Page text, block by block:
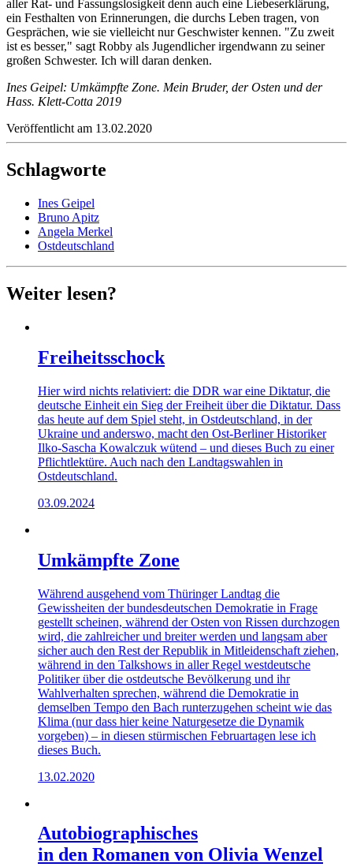
aller Rat- und Fassungslosigkeit denn auch eine Liebeserklärung,
ein Festhalten von Erinnerungen, die durchs Leben tragen, von
Gesprächen, wie sie vielleicht nur Geschwister kennen. "Zu zweit
ist es besser," sagt Robby als Jugendlicher irgendwann zu seiner
großen Schwester. Ich will daran denken.
Ines Geipel: Umkämpfte Zone. Mein Bruder, der Osten und der
Hass. Klett-Cotta 2019
Veröffentlicht am 13.02.2020
Schlagworte
Ines Geipel
Bruno Apitz
Angela Merkel
Ostdeutschland
Weiter lesen?
Freiheitsschock
Hier wird nichts relativiert: die DDR war eine Diktatur, die
deutsche Einheit ein Sieg der Freiheit über die Diktatur. Dass
das heute auf dem Spiel steht, in Ostdeutschland, in der
Ukraine und anderswo, macht den Ost-Berliner Historiker
Ilko-Sascha Kowalczuk wütend – und dieses Buch zu einer
Pflichtlektüre. Auch nach den Landtagswahlen in
Ostdeutschland.
03.09.2024
Umkämpfte Zone
Während ausgehend vom Thüringer Landtag die
Gewissheiten der bundesdeutschen Demokratie in Frage
gestellt scheinen, während der Osten von Rissen durchzogen
wird, die zahlreicher und breiter werden und langsam aber
sicher auch den Rest der Republik in Mitleidenschaft ziehen,
während in den Talkshows in aller Regel westdeutsche
Politiker über die ostdeutsche Bevölkerung und ihr
Wahlverhalten sprechen, während die Demokratie in
demselben Tempo den Bach runterzugehen scheint wie das
Klima (nur dass hier keine Naturgesetze die Dynamik
vorgeben) – in diesen stürmischen Februartagen lese ich
dieses Buch.
13.02.2020
Autobiographisches
in den Romanen von Olivia Wenzel